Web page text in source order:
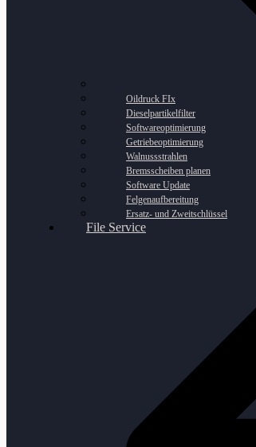
Oildruck FIx
Dieselpartikelfilter
Softwareoptimierung
Getriebeoptimierung
Walnussstrahlen
Bremsscheiben planen
Software Update
Felgenaufbereitung
Ersatz- und Zweitschlüssel
File Service